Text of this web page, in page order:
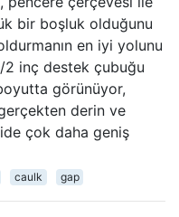
bir boşluk olduğunu
en iyi yolunu
2 inç destek çubuğu
görünüyor,
derin ve
çok daha geniş
caulk gap